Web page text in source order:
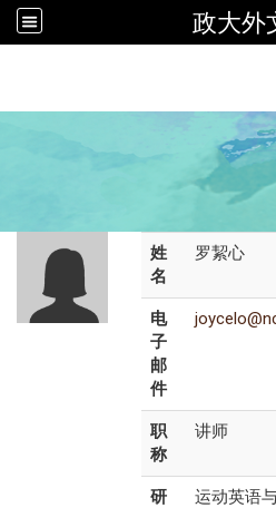
政大外
姓
名
罗絜心
电
子
邮
件
职
称
讲师
研
运动英语